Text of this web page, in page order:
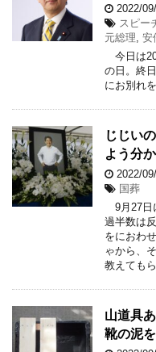
2022/
スピー
元総理 安
今日は
の日。終
にお別れ
じじい
よう分
2022/
国葬
9月27日
過半数は
をにおわ
ゃから、
教えても
山道具
靴の泥